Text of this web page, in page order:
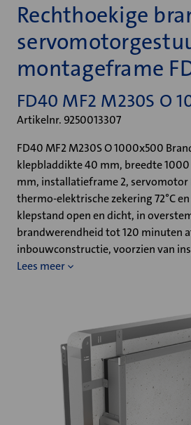
Rechthoekige
montageframe
FD40 MF2 M230S O
Artikelnr. 9250013307
FD40 MF2 M230S O 1000x500
klepbladdikte 40 mm, breedte
mm, installatieframe 2, servomotor
thermo-elektrische zekering 72°C
klepstand open en dicht, in
brandwerendheid tot 120 minuten
inbouwconstructie, voorzien van
Lees meer